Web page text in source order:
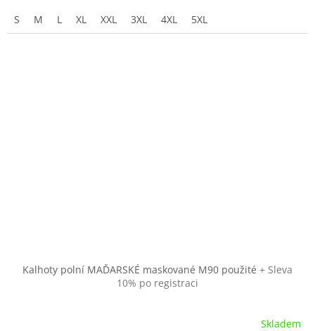
S
M L XL XXL 3XL 4XL 5XL
Kalhoty polní MAĎARSKÉ maskované M90 použité + Sleva
10% po registraci
Skladem